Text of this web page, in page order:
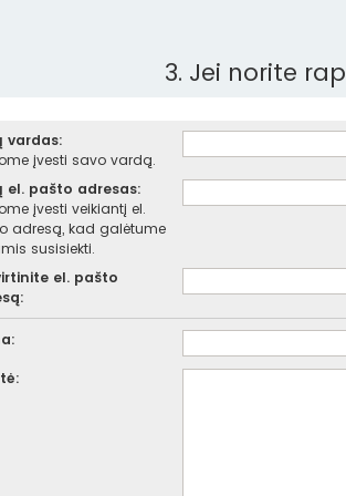
3. Jei norite
vardas:
įvesti savo vardą.
el. pašto adresas:
įvesti veikiantį el.
adresą, kad galėtume
susisiekti.
el. pašto